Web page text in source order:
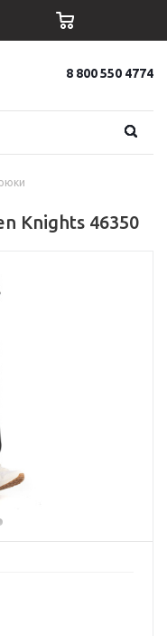
8 800 550 4774
Knights 46350